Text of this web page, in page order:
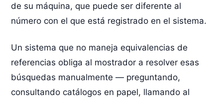
de su máquina, que puede ser diferente al
número con el que está registrado en el sistema.
Un sistema que no maneja equivalencias de
referencias obliga al mostrador a resolver esas
búsquedas manualmente — preguntando,
consultando catálogos en papel, llamando al